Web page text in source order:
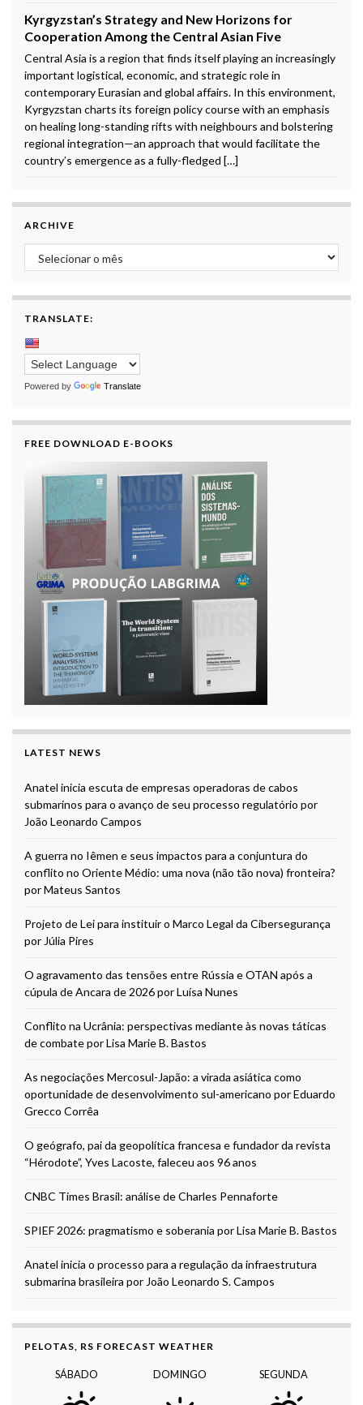
Kyrgyzstan’s Strategy and New Horizons for
Cooperation Among the Central Asian Five
Central Asia is a region that finds itself playing an increasingly
important logistical, economic, and strategic role in
contemporary Eurasian and global affairs. In this environment,
Kyrgyzstan charts its foreign policy course with an emphasis
on healing long-standing rifts with neighbours and bolstering
regional integration—an approach that would facilitate the
country’s emergence as a fully-fledged […]
ARCHIVE
Archive
TRANSLATE:
Powered by Translate
FREE DOWNLOAD E-BOOKS
LATEST NEWS
Anatel inicia escuta de empresas operadoras de cabos
submarinos para o avanço de seu processo regulatório por
João Leonardo Campos
A guerra no Iêmen e seus impactos para a conjuntura do
conflito no Oriente Médio: uma nova (não tão nova) fronteira?
por Mateus Santos
Projeto de Lei para instituir o Marco Legal da Cibersegurança
por Júlia Pires
O agravamento das tensões entre Rússia e OTAN após a
cúpula de Ancara de 2026 por Luísa Nunes
Conflito na Ucrânia: perspectivas mediante às novas táticas
de combate por Lisa Marie B. Bastos
As negociações Mercosul-Japão: a virada asiática como
oportunidade de desenvolvimento sul-americano por Eduardo
Grecco Corrêa
O geógrafo, pai da geopolítica francesa e fundador da revista
“Hérodote”, Yves Lacoste, faleceu aos 96 anos
CNBC Times Brasil: análise de Charles Pennaforte
SPIEF 2026: pragmatismo e soberania por Lisa Marie B. Bastos
Anatel inicia o processo para a regulação da infraestrutura
submarina brasileira por João Leonardo S. Campos
PELOTAS, RS FORECAST WEATHER
SÁBADO DOMINGO SEGUNDA